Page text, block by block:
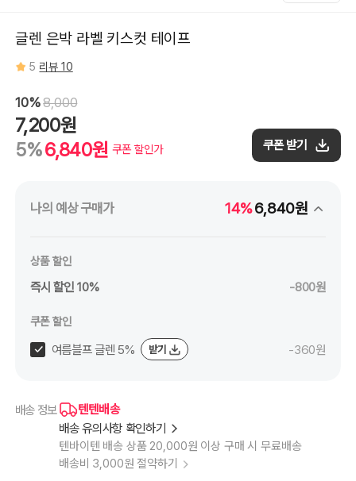
글렌 은박 라벨 키스컷 테이프
5 리뷰 10
10%8,000
7,200원
5%6,840원 쿠폰 할인가 쿠폰 받기
나의 예상 구매가 14%6,840원
상품 할인
즉시 할인 10% -800원
쿠폰 할인
여름블프 글렌 5% 받기 -360원
배송 정보
텐텐배송
배송 유의사항 확인하기
텐바이텐 배송 상품 20,000원 이상 구매 시 무료배송
배송비 3,000원 절약하기